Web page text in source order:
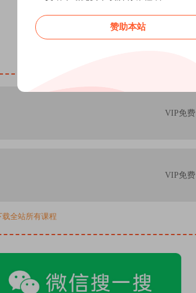
VIP免费
VIP免费
全站所有课程
赞助本站